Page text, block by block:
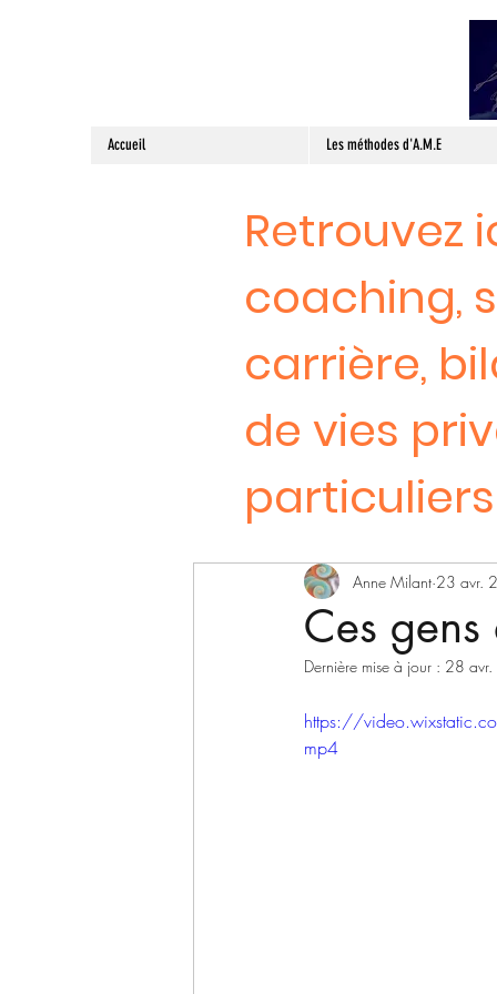
Accueil Les méthodes d'A.M.E
Retrouvez
coaching,
carrière,
de vies
Ces
Anne Milant 23 avr.
Dernière mise à jour : 28
https://
mp4